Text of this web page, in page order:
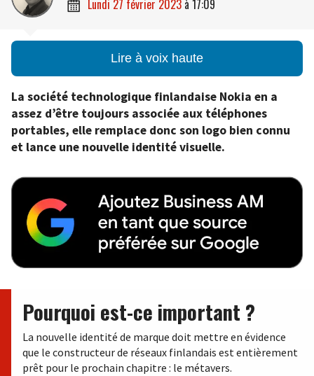
 lundi 27 février 2023 à 17:09
Lire à voix haute
La société technologique finlandaise Nokia en a
assez d’être toujours associée aux téléphones
portables, elle remplace donc son logo bien connu
et lance une nouvelle identité visuelle.
Pourquoi est-ce important ?
La nouvelle identité de marque doit mettre en évidence
que le constructeur de réseaux finlandais est entièrement
prêt pour le prochain chapitre : le métavers.